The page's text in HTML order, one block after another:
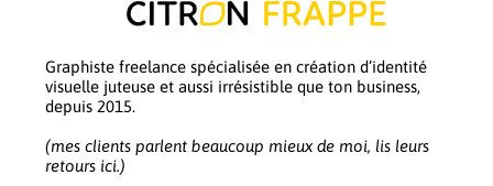
Graphiste freelance spécialisée en création d’identité
visuelle juteuse et aussi irrésistible que ton business,
depuis 2015.
(mes clients parlent beaucoup mieux de moi, lis leurs
retours ici.)